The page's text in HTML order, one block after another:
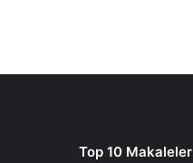
Top 10 Makaleler